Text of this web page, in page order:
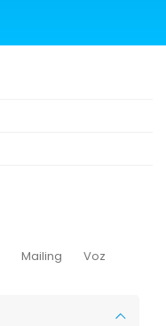
Mailing Voz